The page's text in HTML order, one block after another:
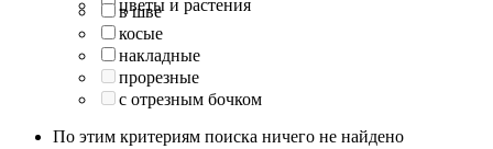
цветы и растения
в шве
косые
накладные
прорезные
с отрезным бочком
По этим критериям поиска ничего не найдено